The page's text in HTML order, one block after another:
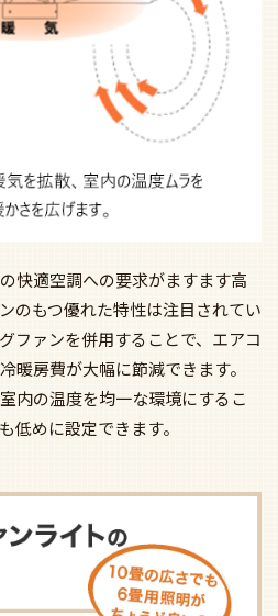
快適空調への要求がますます高
のもつ優れた特性は注目されてい
ファンを併用することで、エアコ
暖房費が大幅に節減できます。
内の温度を均一な環境にするこ
低めに設定できます。